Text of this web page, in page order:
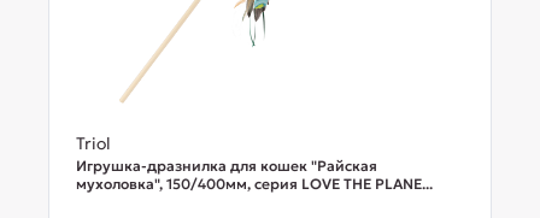
Triol
Игрушка-дразнилка для кошек "Райская
мухоловка", 150/400мм, серия LOVE THE PLANE...